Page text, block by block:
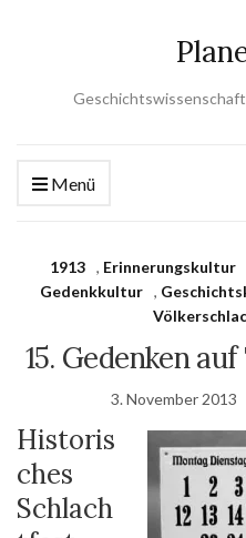
Menü
1913 , Erinnerungskultur
Gedenkkultur ,
15. Gedenken
3. November 2013
Historis
ches
Schlach